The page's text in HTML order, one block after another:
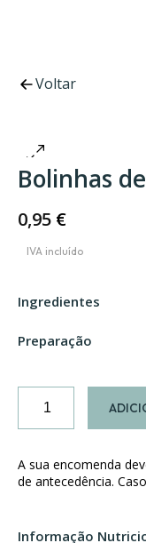
Voltar
Bolinhas
0,95 €
Ingredientes
Preparação
de
Alheira
A sua encomenda
de antecedência.
Informação